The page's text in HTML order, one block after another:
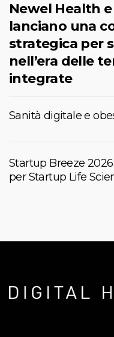
Newel Health
lanciano una
strategica per
nell’era delle
integrate
Sanità digitale e
Startup Breeze
per Startup Life